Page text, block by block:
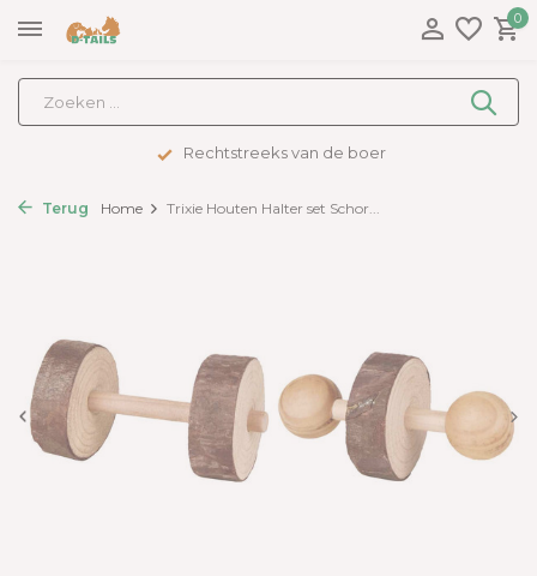
0
Rechtstreeks van de boer
Terug Home Trixie Houten Halter set Schor...